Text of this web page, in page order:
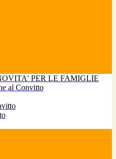
PER LE FAMIGLIE
al Convitto